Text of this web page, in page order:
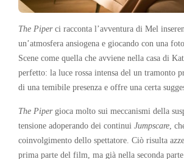
The Piperci racconta l’avventura di Mel
un’atmosfera ansiogena e giocando con una
Scene come quella che avviene nella casa di
perfetto: la luce rossa intensa del un tramonto
di una temibile presenza e offre una certa
The Pipergioca molto sui meccanismi della
tensione adoperando dei continui Jumpscare,
coinvolgimento dello spettatore. Ciò risulta
prima parte del film, ma già nella seconda